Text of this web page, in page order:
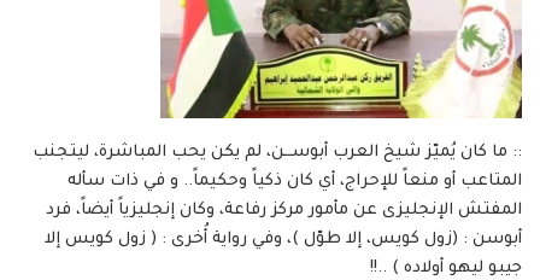
:: ما كان يُميّز شيخ العرب أبوســن، لم يكن يحب المباشرة، ليتجنب
المتاعب أو منعاً للإحراج، أي كان ذكياً وحكيماً.. و في ذات سأله
المفتش الإنجليزى عن مأمور مركز رفاعة، وكان إنجليزياً أيضاً، فرد
أبوسن : (زول كويس، إلا طوّل )، وفي رواية أُخرى : ( زول كويس إلا
جيبو ليهو أولاده ) ..!!